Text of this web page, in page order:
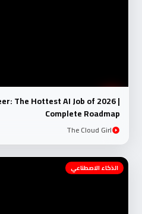
The Hottest AI Job of 2026 |
Complete Roadmap
The Cloud Girl
الذكاء الاصطناعي